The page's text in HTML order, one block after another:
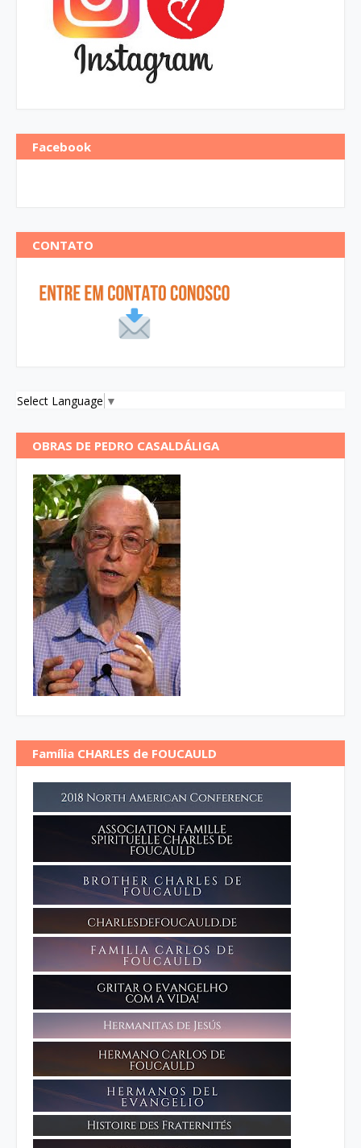
Facebook
CONTATO
Select Language ▼
OBRAS DE PEDRO CASALDÁLIGA
Família CHARLES de FOUCAULD